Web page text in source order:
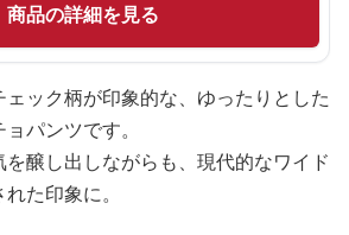
商品の詳細を見る
ック柄が印象的な、ゆったりとした
パンツです。
醸し出しながらも、現代的なワイド
た印象に。